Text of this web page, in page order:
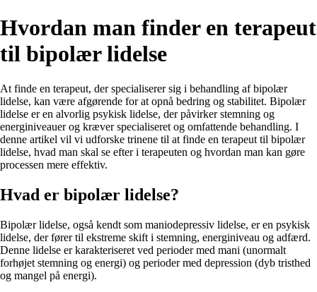
Hvordan man finder en terapeut
til bipolær lidelse
At finde en terapeut, der specialiserer sig i behandling af bipolær
lidelse, kan være afgørende for at opnå bedring og stabilitet. Bipolær
lidelse er en alvorlig psykisk lidelse, der påvirker stemning og
energiniveauer og kræver specialiseret og omfattende behandling. I
denne artikel vil vi udforske trinene til at finde en terapeut til bipolær
lidelse, hvad man skal se efter i terapeuten og hvordan man kan gøre
processen mere effektiv.
Hvad er bipolær lidelse?
Bipolær lidelse, også kendt som maniodepressiv lidelse, er en psykisk
lidelse, der fører til ekstreme skift i stemning, energiniveau og adfærd.
Denne lidelse er karakteriseret ved perioder med mani (unormalt
forhøjet stemning og energi) og perioder med depression (dyb tristhed
og mangel på energi).